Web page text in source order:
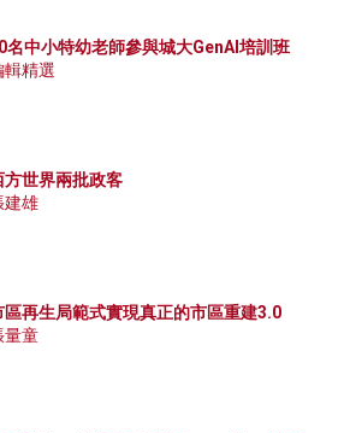
名中小特幼老師參與城大GenAI培訓班
輯精選
方世界兩批政客
建雄
區再生局範式實現真正的市區重建3.0
量童